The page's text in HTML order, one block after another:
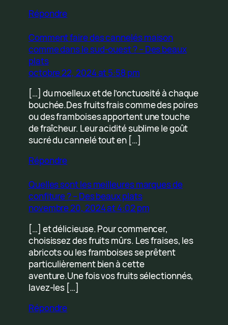
Répondre
Comment faire des cannelés maison
comme dans le sud-ouest ? – Des beaux
plats
octobre 22, 2024 at 5:58 pm
[…] du moelleux et de l’onctuosité à chaque
bouchée.Des fruits frais comme des poires
ou des framboises apportent une touche
de fraîcheur. Leur acidité sublime le goût
sucré du cannelé tout en […]
Répondre
Quelles sont les meilleures marques de
confiture ? – Des beaux plats
novembre 20, 2024 at 4:02 pm
[…] et délicieuse. Pour commencer,
choisissez des fruits mûrs. Les fraises, les
abricots ou les framboises se prêtent
particulièrement bien à cette
aventure.Une fois vos fruits sélectionnés,
lavez-les […]
Répondre